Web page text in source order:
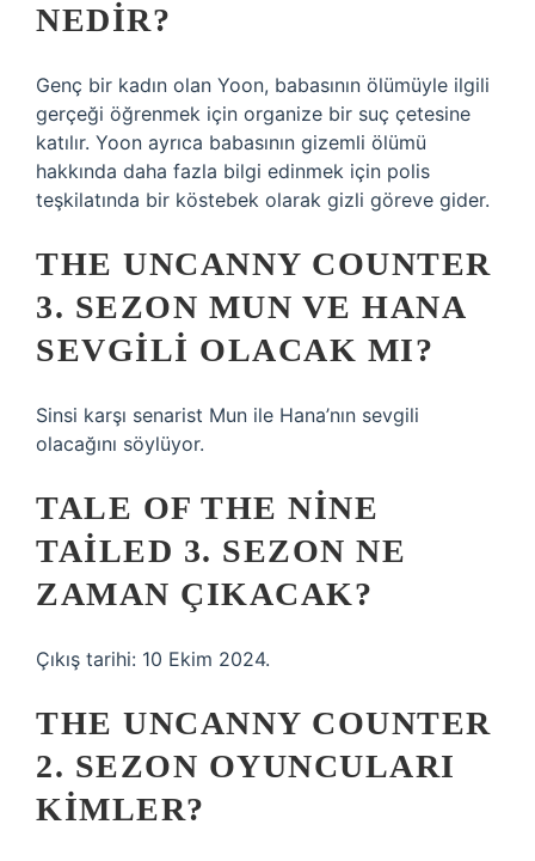
NEDIR?
Genç bir kadın olan Yoon, babasının ölümüyle ilgili
gerçeği öğrenmek için organize bir suç çetesine
katılır. Yoon ayrıca babasının gizemli ölümü
hakkında daha fazla bilgi edinmek için polis
teşkilatında bir köstebek olarak gizli göreve gider.
THE UNCANNY COUNTER
3. SEZON MUN VE HANA
SEVGILI OLACAK MI?
Sinsi karşı senarist Mun ile Hana’nın sevgili
olacağını söylüyor.
TALE OF THE NINE
TAILED 3. SEZON NE
ZAMAN ÇIKACAK?
Çıkış tarihi: 10 Ekim 2024.
THE UNCANNY COUNTER
2. SEZON OYUNCULARI
KIMLER?